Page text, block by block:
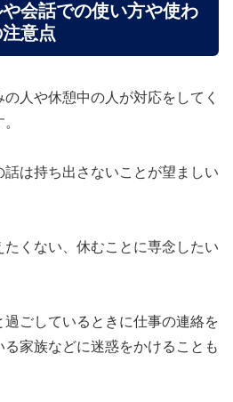
会話での使い方や使わ
意点
人や休憩中の人が対応をしてく
は持ち出さないことが望ましい
くない、休むことに専念したい
過ごしているときに仕事の連絡を
る家族などに迷惑をかけることも